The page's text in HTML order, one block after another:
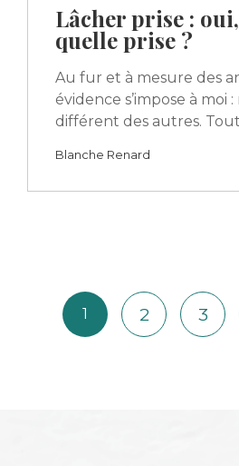
Lâcher prise :
quelle prise ?
Au fur et à mesure des
évidence s’impose à moi
différent des autres.
Blanche Renard
1 2 3